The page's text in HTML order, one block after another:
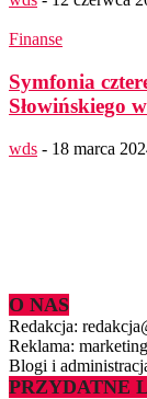
Finanse
Symfonia
Słowińskiego
wds - 18 marca
O NAS
Redakcja:
Reklama:
Blogi i
PRZYDATNE